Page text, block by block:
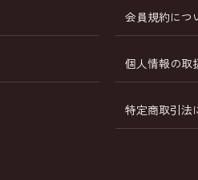
会員規約につ
個人情報の取
特定商取引法